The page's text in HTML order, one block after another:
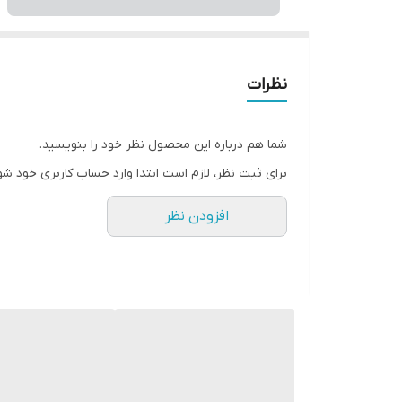
نظرات
شما هم درباره این محصول نظر خود را بنویسید.
برای ثبت نظر، لازم است ابتدا وارد حساب کاربری خود
افزودن نظر